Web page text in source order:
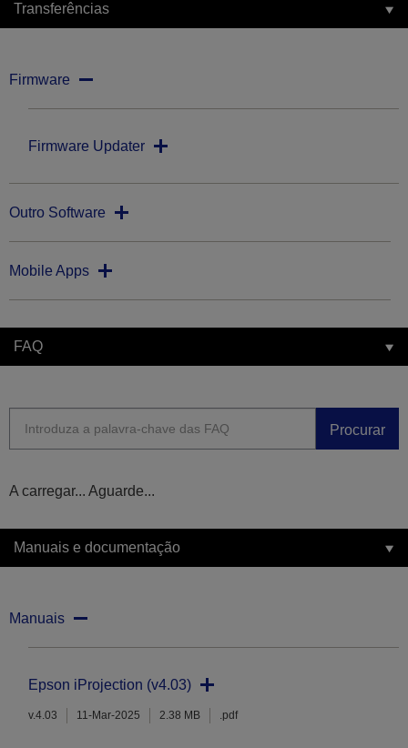
Transferências
Firmware
Firmware Updater
Outro Software
Mobile Apps
FAQ
Procurar
A carregar... Aguarde...
Manuais e documentação
Manuais
Epson iProjection (v4.03)
v.4.03 11-Mar-2025 2.38 MB .pdf